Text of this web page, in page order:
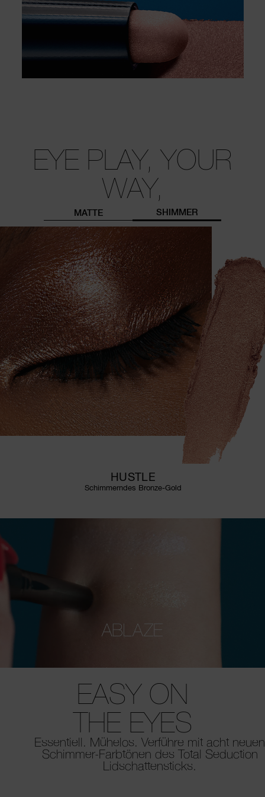
EYE PLAY, YOUR
WAY,
MATTE SHIMMER
HUSTLE
Schimmerndes Bronze-Gold
EASY ON
THE EYES
Essentiell. Mühelos. Verführe mit acht neuen
Schimmer-Farbtönen des Total Seduction
Lidschattensticks.